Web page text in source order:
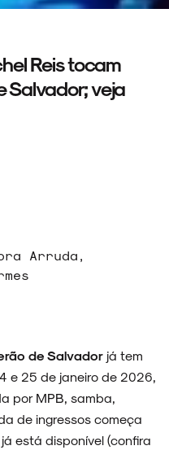
Reis tocam
Salvador; veja
Arruda,
de Salvador já tem
e 25 de janeiro de 2026,
por MPB, samba,
de ingressos começa
está disponível (confira